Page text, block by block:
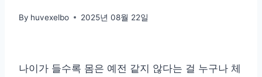
By huvexelbo 2025년 08월 22일
나이가 들수록 몸은 예전 같지 않다는 걸 누구나 체